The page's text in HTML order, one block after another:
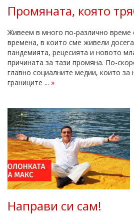
Промяната, която
Живеем в много по-различно време
времена, в които сме живели
пандемията, рецесията и новото
причината за тази промяна. По-
главно социалните медии, които за
границите ... »
Направи си сам!